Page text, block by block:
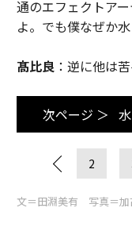
通のエフェクトア
よ。でも僕なぜか
髙比良：逆に他は
次ページ ＞
2
文＝田淵美有 写真＝加